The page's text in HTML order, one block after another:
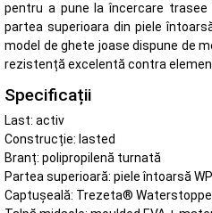
pentru a pune la încercare
partea superioara din piele
model de ghete joase dispune de
rezistență excelentă contra
Specificații
Last: activ
Construcție: lasted
Branț: polipropilenă turnată
Partea superioară: piele întoarsă
Captușeală: Trezeta®